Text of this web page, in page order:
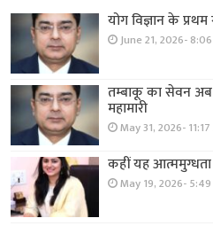
योग विज्ञान के
June 21, 2026-
तम्बाकू का सेवन
महामारी
May 31, 2026-
कहीं यह
May 19, 2026- 5:49